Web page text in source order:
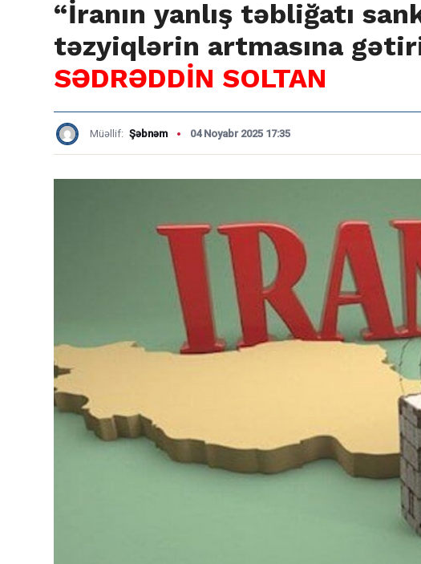
“İranın yanlış təbliğatı
təzyiqlərin artmasına
SƏDRƏDDİN SOLTAN
Müəllif: Şəbnəm 04 Noyabr 2025 17:35